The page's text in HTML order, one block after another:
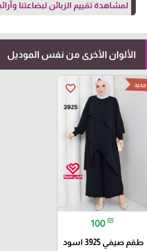
لمشاهدة تقييم الزبائن لبضاعتنا
الألوان الأخرى من نفس الموديل
favorite_border جديد
100 ₪
طقم صيفي 3925 اسود